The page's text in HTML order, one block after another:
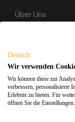
Über Uns
Deutsch
Wir verwenden
Wir können diese zur
verbessern, personalisierte
Erlebnis zu bieten. Für
öffnen Sie die Einstellungen.